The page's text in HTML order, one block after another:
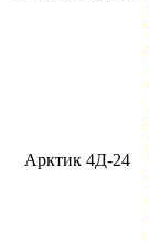
Арктик 4Д-24